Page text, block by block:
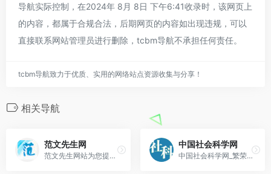
导航实际控制，在2024年 8月 8日 下午6:41收录时，该网页上
的内容，都属于合规合法，后期网页的内容如出现违规，可以
直接联系网站管理员进行删除，tcbm导航不承担任何责任。
tcbm导航致力于优质、实用的网络站点资源收集与分享！
相关导航
范文先生网
范文先生网站为您提供个人工作总结计划,观读后感,心得体会范文,个人简历模板,演讲稿,作文教案大全,实习实践报告等各类范文范例以供参考。
中国社会科学网
中国社会科学网_繁荣中国学术 发展中国理论 传播中国思想